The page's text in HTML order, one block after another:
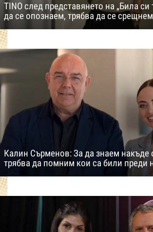
TINO след представянето на „Била
да се опознаем, трябва да се
Калин Сърменов: За да знаем накъде
трябва да помним кои са били преди